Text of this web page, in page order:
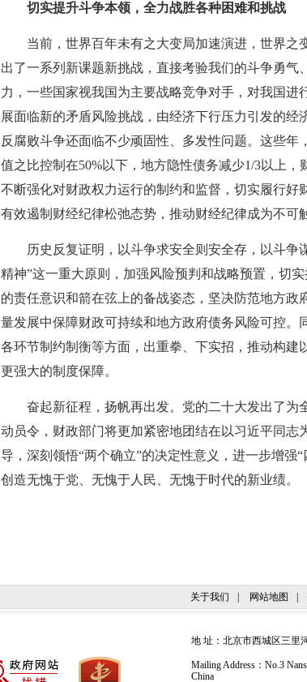
切实提升斗争本领，全力战胜各种困难和挑战
当前，世界百年未有之大变局加速演进，世界之
出了一系列新课题新挑战，直接考验我们的斗争勇
力，一些国家视我国为主要战略竞争对手，对我国
展面临新的矛盾风险挑战，由经济下行压力引发的
反腐败斗争还面临不少顽固性、多发性问题。这些
值之比控制在50%以下，地方隐性债务减少1/3以上
不断强化对财政权力运行的制约和监督，切实履行好
有效遏制财经纪律松弛态势，推动财经纪律成为不可
历史反复证明，以斗争求安全则安全存，以斗争
精神”这一重大原则，加强风险预判和战略预置，切
的责任意识和箭在弦上的备战姿态，坚决防范地方
量发展中保障财政可持续和地方政府债务风险可控
各环节制约制衡等方面，出重拳、下实招，推动构
更强大的制度保障。
奋起新征程，扬帆再出发。党的二十大发出了为
动员令，财政部门将更加紧密地团结在以习近平同
导，深刻领悟“两个确立”的决定性意义，进一步增强
创造无愧于党、无愧于人民、无愧于时代的新业绩。
关于我们 网站地图
地 址：北京市西城区三里
Mailing Address：No.3
China